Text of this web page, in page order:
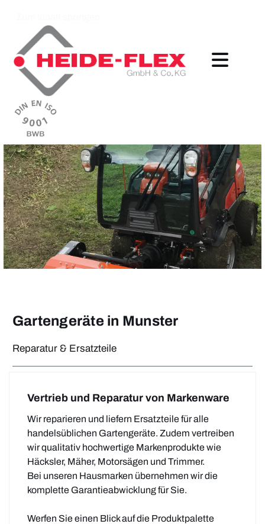
Gartengeräte in Munster
Reparatur & Ersatzteile
Vertrieb und Reparatur von Markenware
Wir reparieren und liefern Ersatzteile für alle
handelsüblichen Gartengeräte. Zudem vertreiben
wir qualitativ hochwertige Markenprodukte wie
Häcksler, Mäher, Motorsägen und Trimmer.
Bei unseren Hausmarken übernehmen wir die
komplette Garantieabwicklung für Sie.
Werfen Sie einen Blick auf die Produktpalette